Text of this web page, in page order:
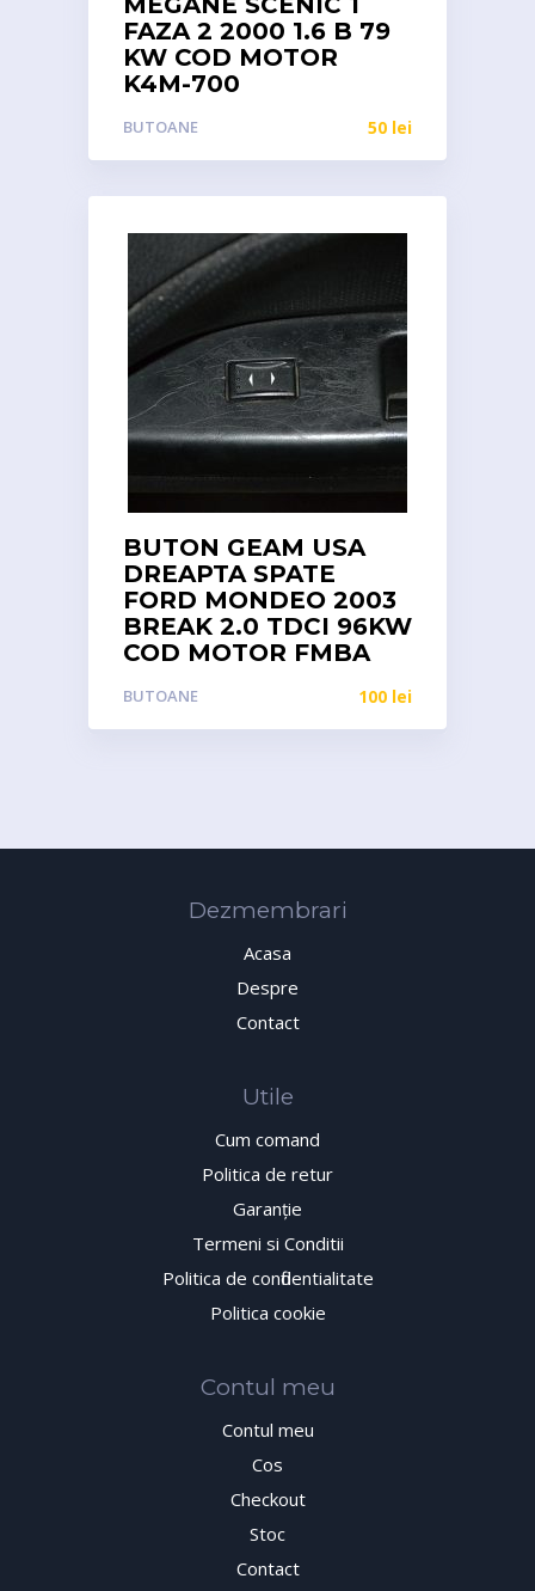
FAZA 2 2000 1.6 B 79
KW COD MOTOR
K4M-700
BUTOANE 50 lei
BUTON GEAM USA
DREAPTA SPATE
FORD MONDEO 2003
BREAK 2.0 TDCI 96KW
COD MOTOR FMBA
BUTOANE 100 lei
Dezmembrari
Acasa
Despre
Contact
Utile
Cum comand
Politica de retur
Garanţie
Termeni si Conditii
Politica de confidentialitate
Politica cookie
Contul meu
Contul meu
Cos
Checkout
Stoc
Contact